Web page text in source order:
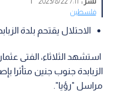
فلسطين
الاحتلال يقتحم بلدة
الزبابدة جنوب جنين متأثرا
مراسل "رؤيا".